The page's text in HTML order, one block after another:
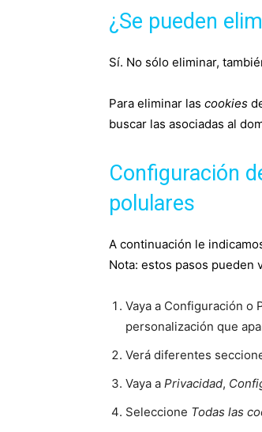
¿Se pueden
Sí. No sólo eliminar,
Para eliminar las cookies
buscar las asociadas al
Configuración
polulares
A continuación le
Nota: estos pasos pueden
Vaya a Configuración o
personalización que
Verá diferentes
Vaya a Privacidad,
Seleccione Todas las